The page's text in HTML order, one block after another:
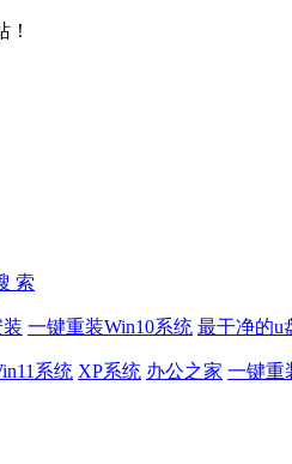
！
索
一键重装Win10系统 最干净的u
系统 XP系统 办公之家 一键重